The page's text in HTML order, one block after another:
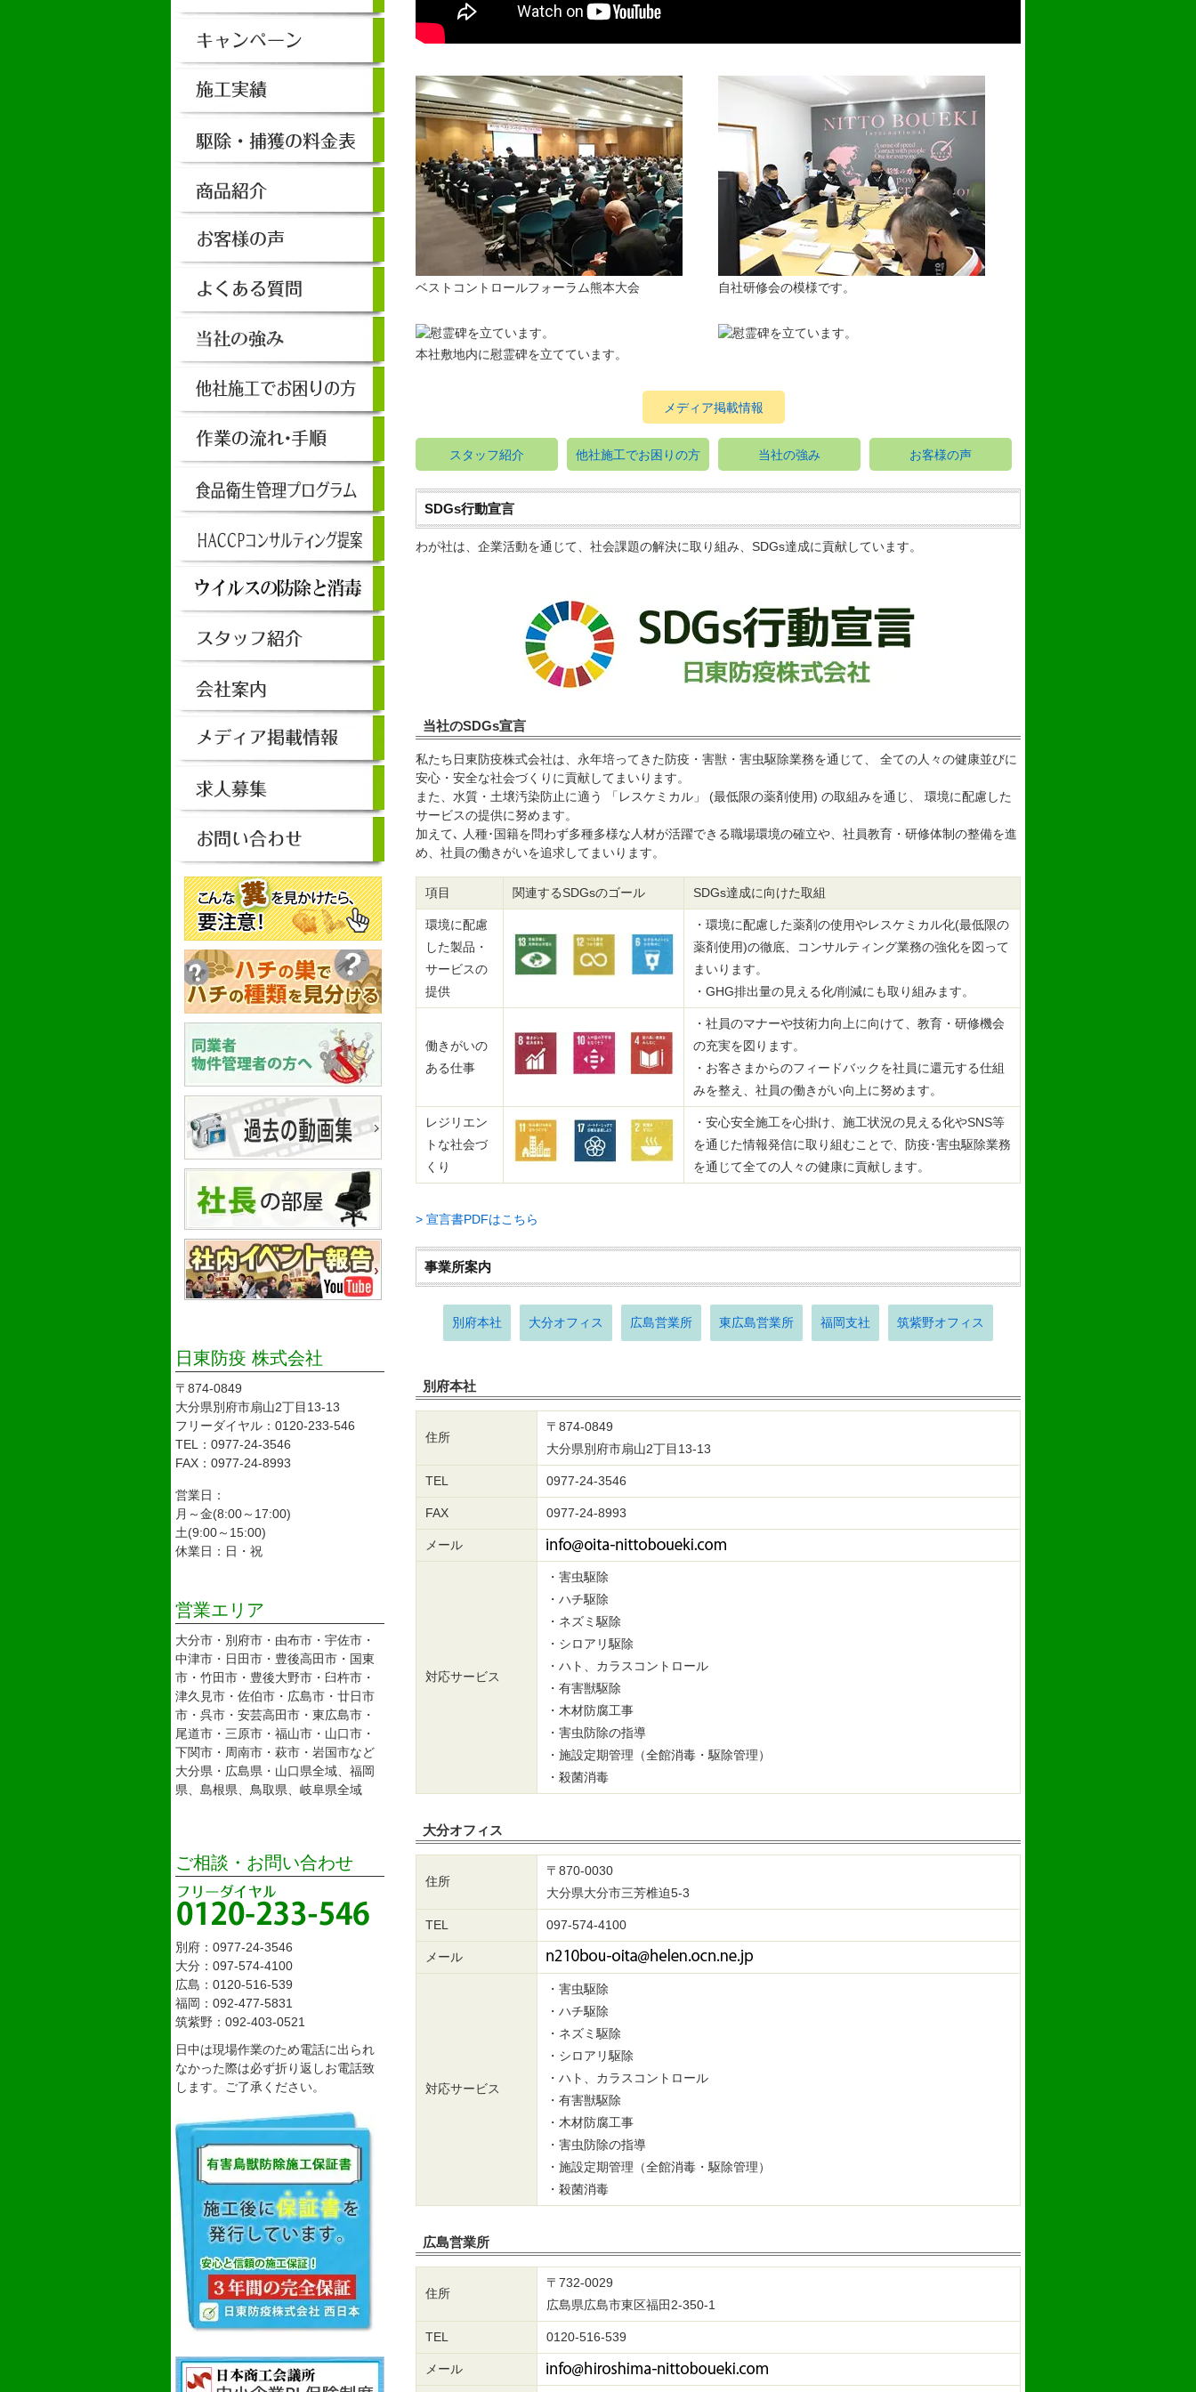
ベストコントロールフォーラム熊本大会 自社研修会の模様です。
本社敷地内に慰霊碑を立てています。
メディア掲載情報
スタッフ紹介 他社施工でお困りの方 当社の強み お客様の声
SDGs行動宣言
わが社は、企業活動を通じて、社会課題の解決に取り組み、SDGs達成に貢献しています。
当社のSDGs宣言
私たち日東防疫株式会社は、永年培ってきた防疫・害獣・害虫駆除業務を通じて、 全ての人々の健康並びに
安心・安全な社会づくりに貢献してまいります。
また、水質・土壌汚染防止に適う 「レスケミカル」 (最低限の薬剤使用) の取組みを通じ、 環境に配慮した
サービスの提供に努めます。
加えて､ 人種･国籍を問わず多種多様な人材が活躍できる職場環境の確立や、社員教育・研修体制の整備を進
め、社員の働きがいを追求してまいります。
項目 関連するSDGsのゴール SDGs達成に向けた取組
環境に配慮
した製品・
サービスの
提供
・環境に配慮した薬剤の使用やレスケミカル化(最低限の
薬剤使用)の徹底、コンサルティング業務の強化を図って
まいります。
・GHG排出量の見える化/削減にも取り組みます。
働きがいの
ある仕事
・社員のマナーや技術力向上に向けて、教育・研修機会
の充実を図ります。
・お客さまからのフィードバックを社員に還元する仕組
みを整え、社員の働きがい向上に努めます。
レジリエン
トな社会づ
くり
・安心安全施工を心掛け、施工状況の見える化やSNS等
を通じた情報発信に取り組むことで、防疫･害虫駆除業務
を通じて全ての人々の健康に貢献します。
> 宣言書PDFはこちら
事業所案内
別府本社 大分オフィス 広島営業所 東広島営業所 福岡支社 筑紫野オフィス
別府本社
住所
〒874-0849
大分県別府市扇山2丁目13-13
TEL 0977-24-3546
FAX 0977-24-8993
メール
対応サービス
・害虫駆除
・ハチ駆除
・ネズミ駆除
・シロアリ駆除
・ハト、カラスコントロール
・有害獣駆除
・木材防腐工事
・害虫防除の指導
・施設定期管理（全館消毒・駆除管理）
・殺菌消毒
大分オフィス
住所
〒870-0030
大分県大分市三芳椎迫5-3
TEL 097-574-4100
メール
対応サービス
・害虫駆除
・ハチ駆除
・ネズミ駆除
・シロアリ駆除
・ハト、カラスコントロール
・有害獣駆除
・木材防腐工事
・害虫防除の指導
・施設定期管理（全館消毒・駆除管理）
・殺菌消毒
広島営業所
住所
〒732-0029
広島県広島市東区福田2-350-1
TEL 0120-516-539
メール
日東防疫 株式会社
〒874-0849
大分県別府市扇山2丁目13-13
フリーダイヤル：0120-233-546
TEL：0977-24-3546
FAX：0977-24-8993
営業日：
月～金(8:00～17:00)
土(9:00～15:00)
休業日：日・祝
営業エリア
大分市・別府市・由布市・宇佐市・
中津市・日田市・豊後高田市・国東
市・竹田市・豊後大野市・臼杵市・
津久見市・佐伯市・広島市・廿日市
市・呉市・安芸高田市・東広島市・
尾道市・三原市・福山市・山口市・
下関市・周南市・萩市・岩国市など
大分県・広島県・山口県全域、福岡
県、島根県、鳥取県、岐阜県全域
ご相談・お問い合わせ
別府：0977-24-3546
大分：097-574-4100
広島：0120-516-539
福岡：092-477-5831
筑紫野：092-403-0521
日中は現場作業のため電話に出られ
なかった際は必ず折り返しお電話致
します。ご了承ください。